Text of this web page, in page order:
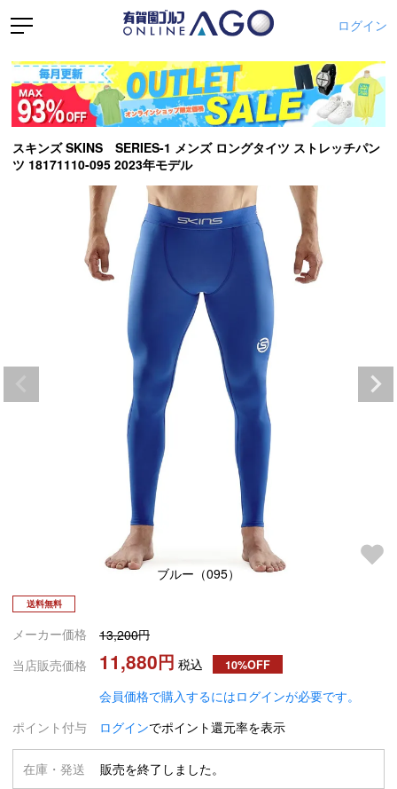
ログイン
スキンズ SKINS SERIES-1 メンズ ロングタイツ ストレッチパン
ツ 18171110-095 2023年モデル
ブルー（095）
送料無料
メーカー価格
13,200
当店販売価格
11,880 税込 10%OFF
会員価格で購入するにはログインが必要です。
ポイント付与
ログインでポイント還元率を表示
在庫・発送 販売を終了しました。